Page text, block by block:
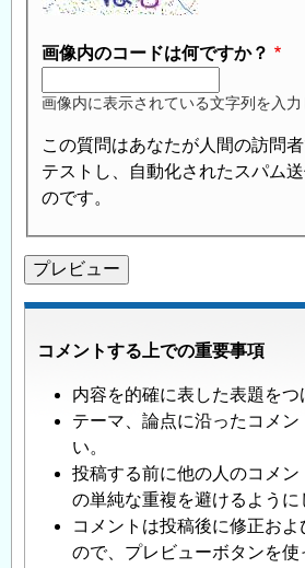
画像内のコードは何ですか？
画像内に表示されている文字列を入力
この質問はあなたが人間の訪問
テストし、自動化されたスパム
のです。
コメントする上での重要事項
内容を的確に表した表題をつ
テーマ、論点に沿ったコメン
い。
投稿する前に他の人のコメン
の単純な重複を避けるように
コメントは投稿後に修正お
ので、プレビューボタンを使